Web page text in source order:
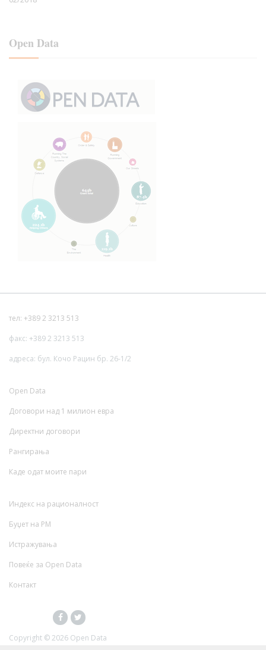
Open Data
тел: +389 2 3213 513
факс: +389 2 3213 513
адреса: бул. Кочо Рацин бр. 26-1/2
Open Data
Договори над 1 милион евра
Директни договори
Рангирања
Каде одат моите пари
Индекс на рационалност
Буџет на РМ
Истражувања
Повеќе за Open Data
Контакт
Copyright ©2026 Open Data